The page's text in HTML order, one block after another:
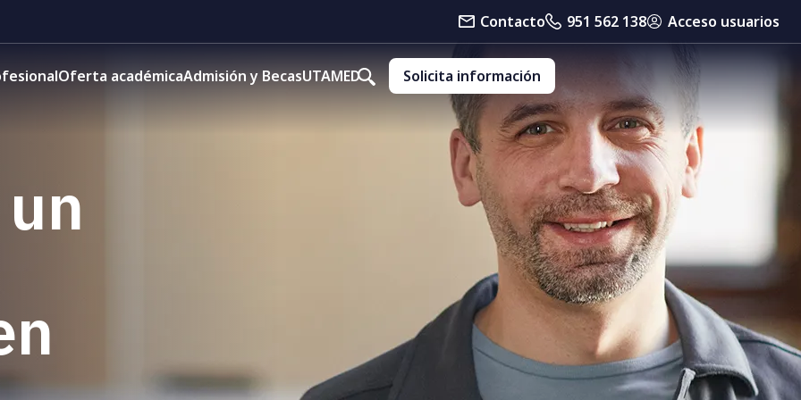
Contacto 951 562 138 Acceso usuarios
Oferta académicaAdmisión y BecasUTAMED Solicita información